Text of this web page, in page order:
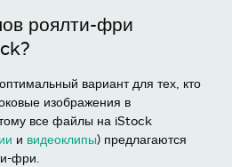
роялти-фри
вариант для тех, кто
изображения в
все файлы на iStock
и видеоклипы) предлагаются
фри.